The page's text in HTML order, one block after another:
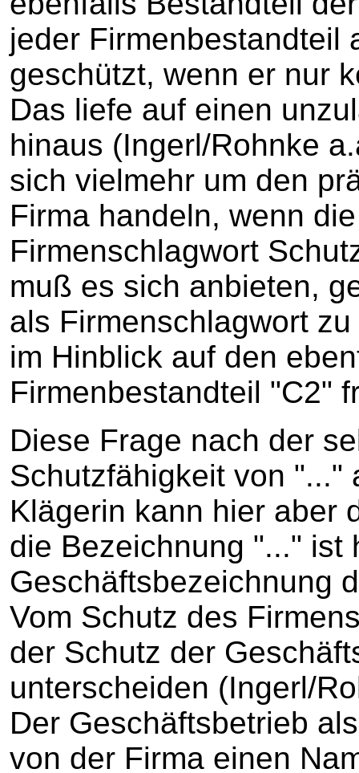
jeder Firmenbestandteil
geschützt, wenn er nur
Das liefe auf einen
hinaus (Ingerl/Rohnke
sich vielmehr um den
Firma handeln, wenn
Firmenschlagwort
muß es sich anbieten,
als Firmenschlagwort
im Hinblick auf den
Firmenbestandteil "C2"
Diese Frage nach der
Schutzfähigkeit von "..."
Klägerin kann hier aber
die Bezeichnung "..." ist
Geschäftsbezeichnung
Vom Schutz des
der Schutz der
unterscheiden (Ingerl/
Der Geschäftsbetrieb
von der Firma einen